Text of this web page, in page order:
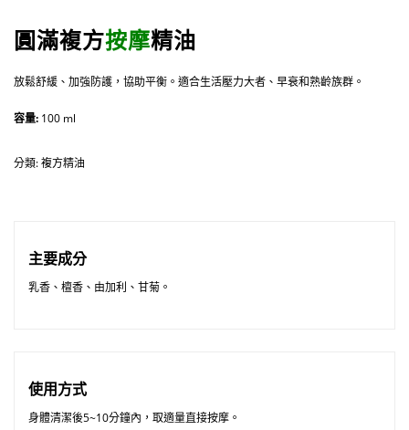
圓滿複方按摩精油
放鬆舒緩、加強防護，協助平衡。適合生活壓力大者、早衰和熟齡族群。
容量: 100 ml
分類:複方精油
主要成分
乳香、檀香、由加利、甘菊。
使用方式
身體清潔後5~10分鐘內，取適量直接按摩。